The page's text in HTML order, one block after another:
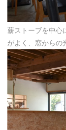
薪ストーブを中心
がよく、窓からの